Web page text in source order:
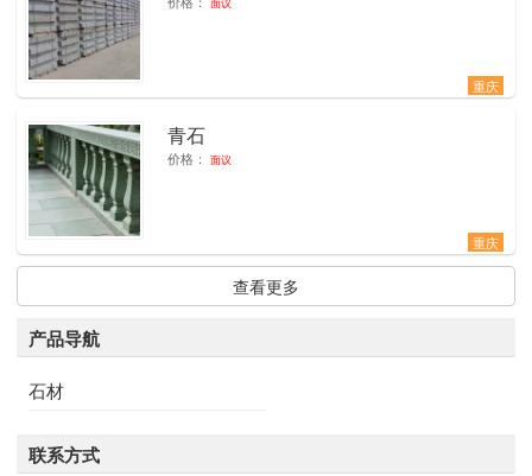
面议
重庆
青石
价格： 面议
重庆
1
查看更多
产品导航
石材
联系方式